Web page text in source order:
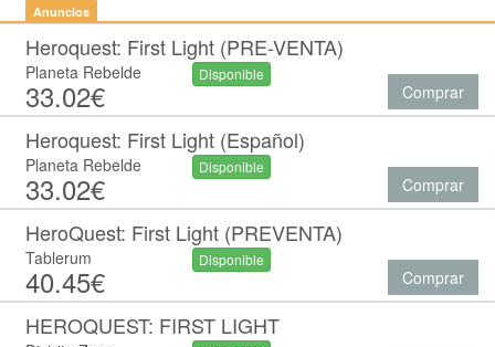
Anuncios
Heroquest: First Light (PRE-VENTA)
Planeta Rebelde
33.02€
Disponible
Comprar
Heroquest: First Light (Español)
Planeta Rebelde
33.02€
Disponible
Comprar
HeroQuest: First Light (PREVENTA)
Tablerum
40.45€
Disponible
Comprar
HEROQUEST: FIRST LIGHT